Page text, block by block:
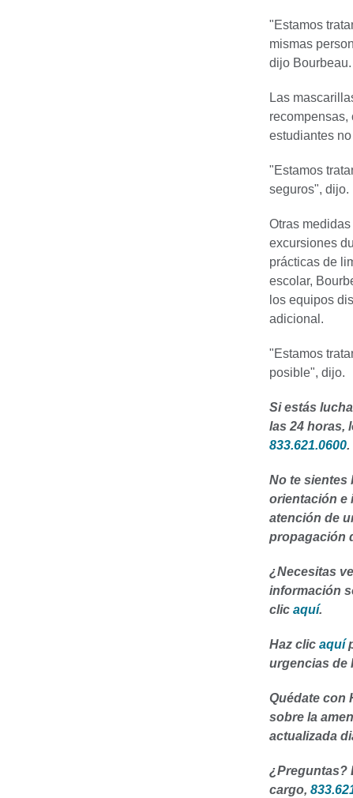
"Estamos
mismas
dijo Bourbeau.
Las
recompensas,
estudiantes
"Estamos
seguros", dijo.
Otras
excursiones
prácticas de
escolar,
los equipos
adicional.
"Estamos
posible", dijo.
Si estás
las 24 horas,
833.621.0600.
No te sientes
orientación e
atención de
propagación
¿Necesitas
información
clic aquí.
Haz clic aquí
urgencias de
Quédate con
sobre la
actualizada
¿Preguntas?
cargo,